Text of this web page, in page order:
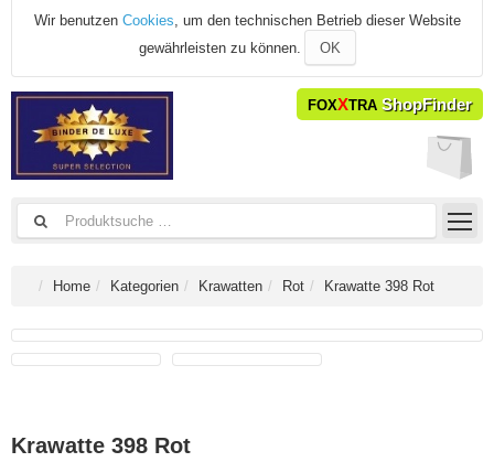
Wir benutzen Cookies, um den technischen Betrieb dieser Website
gewährleisten zu können.
OK
FOXXTRA ShopFinder
Home Kategorien Krawatten Rot Krawatte 398 Rot
Krawatte 398 Rot